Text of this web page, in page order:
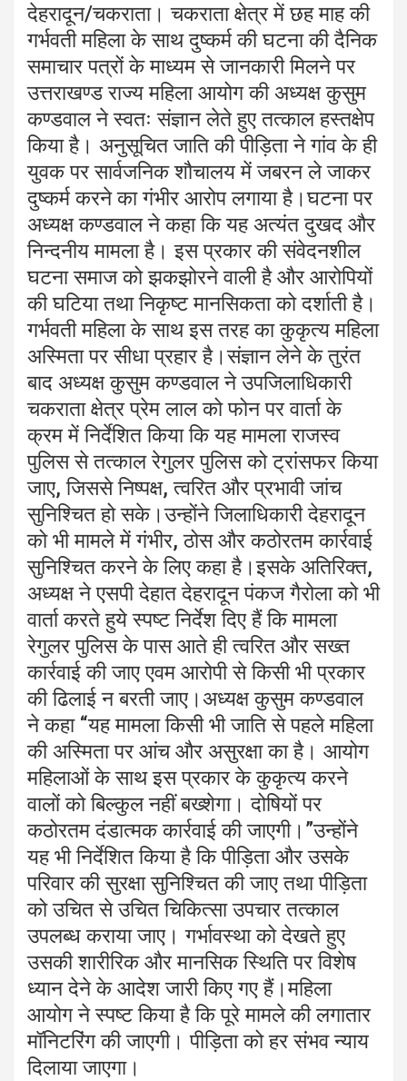
देहरादून/चकराता। चकराता क्षेत्र में छह माह की
गर्भवती महिला के साथ दुष्कर्म की घटना की दैनिक
समाचार पत्रों के माध्यम से जानकारी मिलने पर
उत्तराखण्ड राज्य महिला आयोग की अध्यक्ष कुसुम
कण्डवाल ने स्वतः संज्ञान लेते हुए तत्काल हस्तक्षेप
किया है। अनुसूचित जाति की पीड़िता ने गांव के ही
युवक पर सार्वजनिक शौचालय में जबरन ले जाकर
दुष्कर्म करने का गंभीर आरोप लगाया है।घटना पर
अध्यक्ष कण्डवाल ने कहा कि यह अत्यंत दुखद और
निन्दनीय मामला है। इस प्रकार की संवेदनशील
घटना समाज को झकझोरने वाली है और आरोपियों
की घटिया तथा निकृष्ट मानसिकता को दर्शाती है।
गर्भवती महिला के साथ इस तरह का कुकृत्य महिला
अस्मिता पर सीधा प्रहार है।संज्ञान लेने के तुरंत
बाद अध्यक्ष कुसुम कण्डवाल ने उपजिलाधिकारी
चकराता क्षेत्र प्रेम लाल को फोन पर वार्ता के
क्रम में निर्देशित किया कि यह मामला राजस्व
पुलिस से तत्काल रेगुलर पुलिस को ट्रांसफर किया
जाए, जिससे निष्पक्ष, त्वरित और प्रभावी जांच
सुनिश्चित हो सके।उन्होंने जिलाधिकारी देहरादून
को भी मामले में गंभीर, ठोस और कठोरतम कार्रवाई
सुनिश्चित करने के लिए कहा है।इसके अतिरिक्त,
अध्यक्ष ने एसपी देहात देहरादून पंकज गैरोला को भी
वार्ता करते हुये स्पष्ट निर्देश दिए हैं कि मामला
रेगुलर पुलिस के पास आते ही त्वरित और सख्त
कार्रवाई की जाए एवम आरोपी से किसी भी प्रकार
की ढिलाई न बरती जाए।अध्यक्ष कुसुम कण्डवाल
ने कहा “यह मामला किसी भी जाति से पहले महिला
की अस्मिता पर आंच और असुरक्षा का है। आयोग
महिलाओं के साथ इस प्रकार के कुकृत्य करने
वालों को बिल्कुल नहीं बख्शेगा। दोषियों पर
कठोरतम दंडात्मक कार्रवाई की जाएगी।”उन्होंने
यह भी निर्देशित किया है कि पीड़िता और उसके
परिवार की सुरक्षा सुनिश्चित की जाए तथा पीड़िता
को उचित से उचित चिकित्सा उपचार तत्काल
उपलब्ध कराया जाए। गर्भावस्था को देखते हुए
उसकी शारीरिक और मानसिक स्थिति पर विशेष
ध्यान देने के आदेश जारी किए गए हैं।महिला
आयोग ने स्पष्ट किया है कि पूरे मामले की लगातार
मॉनिटरिंग की जाएगी। पीड़िता को हर संभव न्याय
दिलाया जाएगा।